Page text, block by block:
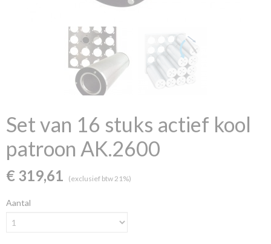
Set van 16 stuks actief kool
patroon AK.2600
€ 319,61 (exclusief btw 21%)
Aantal